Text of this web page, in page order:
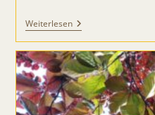
WeiterlesenVon
Wildkräutern
Und
Mutproben